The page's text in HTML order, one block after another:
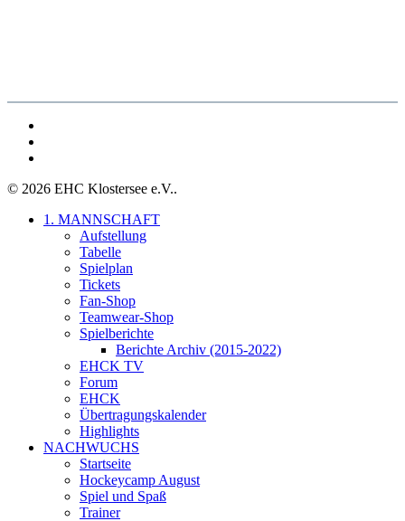
© 2026 EHC Klostersee e.V..
Close
1. MANNSCHAFT
Aufstellung
Tabelle
Spielplan
Tickets
Fan-Shop
Teamwear-Shop
Spielberichte
Berichte Archiv (2015-2022)
EHCK TV
Forum
EHCK
Übertragungskalender
Highlights
NACHWUCHS
Startseite
Hockeycamp August
Spiel und Spaß
Trainer